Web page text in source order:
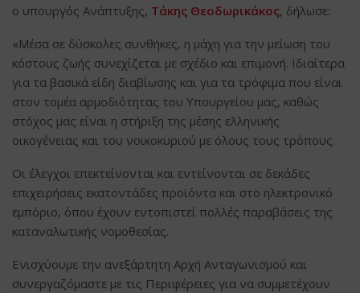
ο υπουργός Ανάπτυξης, Τάκης Θεοδωρικάκος, δήλωσε:
«Μέσα σε δύσκολες συνθήκες, η μάχη για την μείωση του
κόστους ζωής συνεχίζεται με σχέδιο και επιμονή. Ιδιαίτερα
για τα βασικά είδη διαβίωσης και για τα τρόφιμα που είναι
στον τομέα αρμοδιότητας του Υπουργείου μας, καθώς
στόχος μας είναι η στήριξη της μέσης ελληνικής
οικογένειας και του νοικοκυριού με όλους τους τρόπους.
Οι έλεγχοι επεκτείνονται και εντείνονται σε δεκάδες
επιχειρήσεις εκατοντάδες προϊόντα και στο ηλεκτρονικό
εμπόριο, όπου έχουν εντοπιστεί πολλές παραβάσεις της
καταναλωτικής νομοθεσίας.
Ενισχύουμε την ανεξάρτητη Αρχή Ανταγωνισμού και
συνεργαζόμαστε με τις Περιφέρειες για να συμμετέχουν